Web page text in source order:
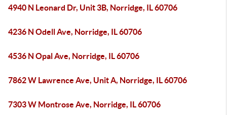
4940 N Leonard Dr, Unit 3B, Norridge, IL 60706
4236 N Odell Ave, Norridge, IL 60706
4536 N Opal Ave, Norridge, IL 60706
7862 W Lawrence Ave, Unit A, Norridge, IL 60706
7303 W Montrose Ave, Norridge, IL 60706